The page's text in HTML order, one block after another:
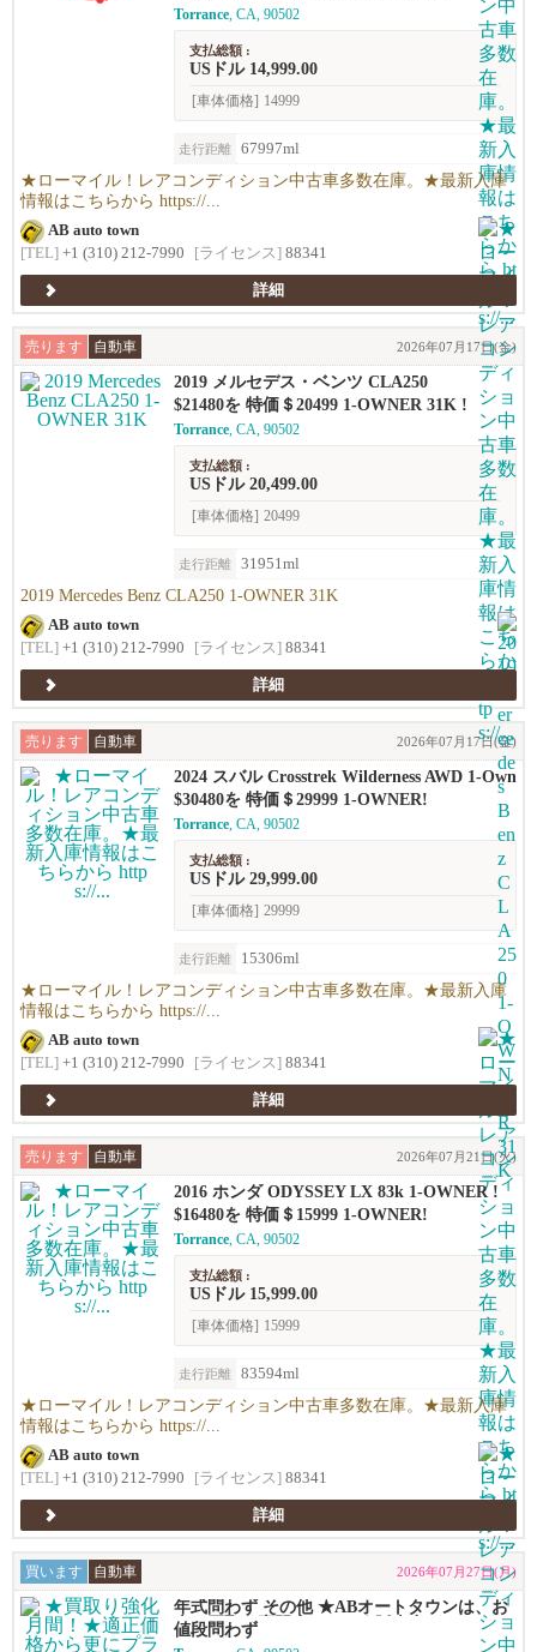
Torrance, CA, 90502
支払総額 :
USドル 14,999.00
[車体価格] 14999
走行距離 67997ml
★ローマイル！レアコンディション中古車多数在庫。★最新入庫
情報はこちらから https://...
AB auto town
[TEL] +1 (310) 212-7990 [ライセンス] 88341
詳細
売ります 自動車 2026年07月17日(金)
2019 メルセデス・ベンツ CLA250
$21480を 特価＄20499 1-OWNER 31K !
Torrance, CA, 90502
支払総額 :
USドル 20,499.00
[車体価格] 20499
走行距離 31951ml
2019 Mercedes Benz CLA250 1-OWNER 31K
AB auto town
[TEL] +1 (310) 212-7990 [ライセンス] 88341
詳細
売ります 自動車 2026年07月17日(金)
2024 スバル Crosstrek Wilderness AWD 1-Own
er!!
$30480を 特価＄29999 1-OWNER!
Torrance, CA, 90502
支払総額 :
USドル 29,999.00
[車体価格] 29999
走行距離 15306ml
★ローマイル！レアコンディション中古車多数在庫。★最新入庫
情報はこちらから https://...
AB auto town
[TEL] +1 (310) 212-7990 [ライセンス] 88341
詳細
売ります 自動車 2026年07月21日(火)
2016 ホンダ ODYSSEY LX 83k 1-OWNER !
$16480を 特価＄15999 1-OWNER!
Torrance, CA, 90502
支払総額 :
USドル 15,999.00
[車体価格] 15999
走行距離 83594ml
★ローマイル！レアコンディション中古車多数在庫。★最新入庫
情報はこちらから https://...
AB auto town
[TEL] +1 (310) 212-7990 [ライセンス] 88341
詳細
買います 自動車 2026年07月27日(月)
年式問わず その他 ★ABオートタウンは、お
車の買取り専門店です！★販売力があるから
高く買える！シンプルで高い！独自の相場で
値段問わず